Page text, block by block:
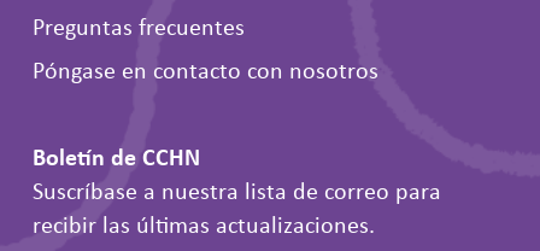
Preguntas frecuentes
Póngase en contacto con nosotros
Boletín de CCHN
Suscríbase a nuestra lista de correo para
recibir las últimas actualizaciones.